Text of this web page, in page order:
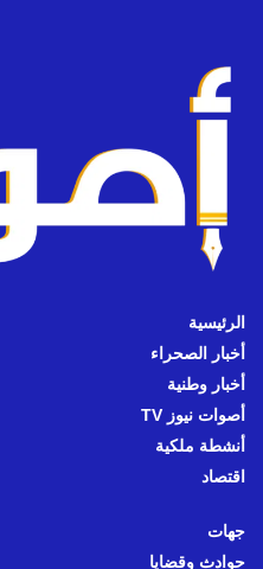
الرئيسية
أخبار الصحراء
أخبار وطنية
أصوات نيوز TV
أنشطة ملكية
اقتصاد
جهات
حوادث وقضايا